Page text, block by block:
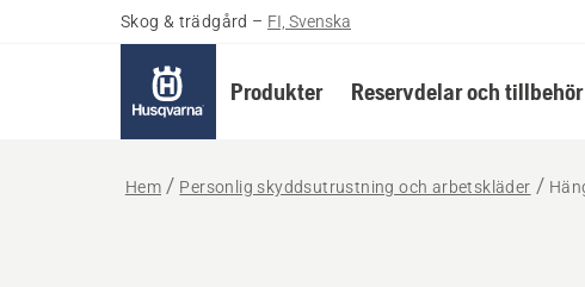
Skog & trädgård – FI, Svenska
Produkter Reservdelar och tillbehör
Hem Personlig skyddsutrustning och arbetskläder